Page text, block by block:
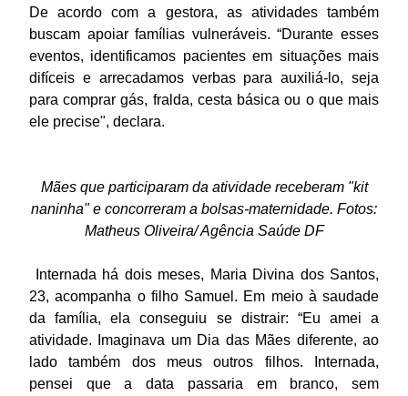
De acordo com a gestora, as atividades também
buscam apoiar famílias vulneráveis. “Durante esses
eventos, identificamos pacientes em situações mais
difíceis e arrecadamos verbas para auxiliá-lo, seja
para comprar gás, fralda, cesta básica ou o que mais
ele precise", declara.
Mães que participaram da atividade receberam "kit
naninha" e concorreram a bolsas-maternidade. Fotos:
Matheus Oliveira/ Agência Saúde DF
Internada há dois meses, Maria Divina dos Santos,
23, acompanha o filho Samuel. Em meio à saudade
da família, ela conseguiu se distrair: “Eu amei a
atividade. Imaginava um Dia das Mães diferente, ao
lado também dos meus outros filhos. Internada,
pensei que a data passaria em branco, sem